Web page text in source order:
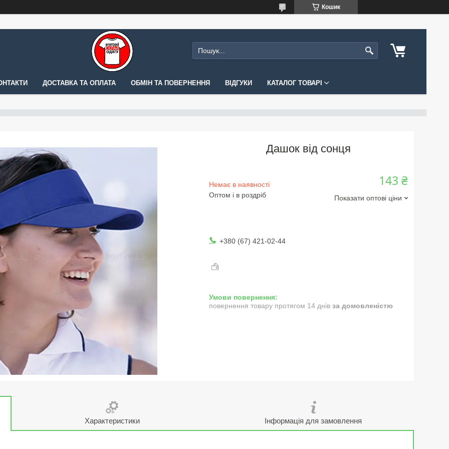
Кошик
ДОСТАВКА ТА ОПЛАТА ОБМІН ТА ПОВЕРНЕННЯ ВІДГУКИ КАТАЛОГ ТОВАРІ
Дашок від сонця
Немає в наявності
Оптом і в роздріб
143 ₴
Показати оптові ціни
+380 (67) 421-02-44
повернення товару протягом 14 днів за домовленістю
Характеристики Інформація для замовлення